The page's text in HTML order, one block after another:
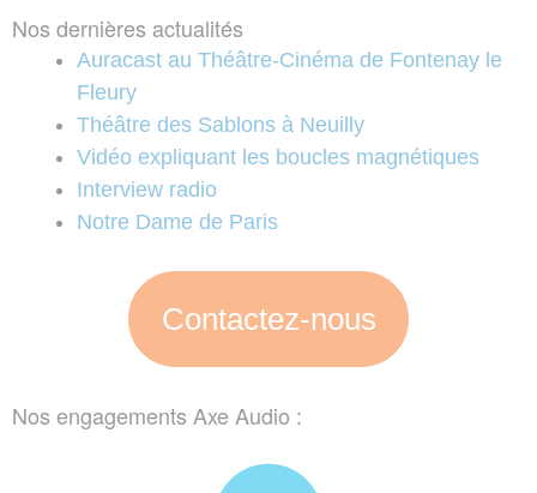
Nos dernières actualités
Auracast au Théâtre-Cinéma de Fontenay le
Fleury
Théâtre des Sablons à Neuilly
Vidéo expliquant les boucles magnétiques
Interview radio
Notre Dame de Paris
Contactez-nous
Nos engagements Axe Audio :